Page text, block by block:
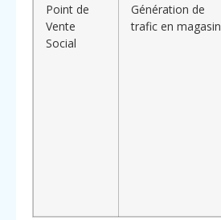
Point de
Vente
Social
Génération de
trafic en magasin